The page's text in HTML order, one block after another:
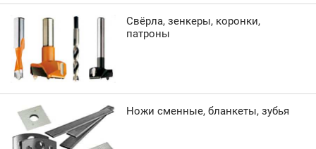
Свёрла, зенкеры, коронки,
патроны
Ножи сменные, бланкеты, зубья